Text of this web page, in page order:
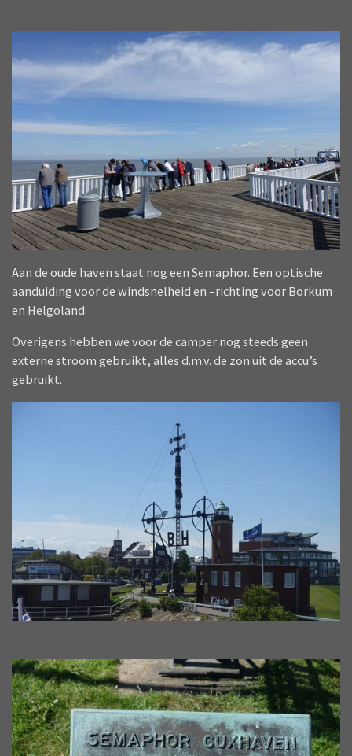
Aan de oude haven staat nog een Semaphor. Een optische
aanduiding voor de windsnelheid en –richting voor Borkum
en Helgoland.
Overigens hebben we voor de camper nog steeds geen
externe stroom gebruikt, alles d.m.v. de zon uit de accu’s
gebruikt.